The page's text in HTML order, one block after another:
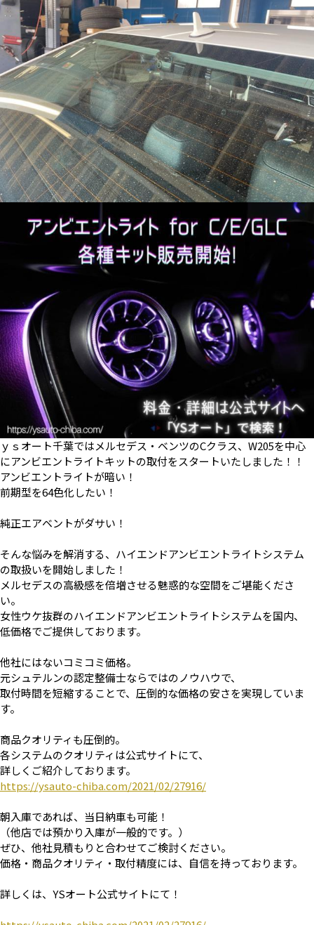
ｙｓオート千葉ではメルセデス・ベンツのCクラス、W205を中心
にアンビエントライトキットの取付をスタートいたしました！！
アンビエントライトが暗い！
前期型を64色化したい！
純正エアベントがダサい！
そんな悩みを解消する、ハイエンドアンビエントライトシステム
の取扱いを開始しました！
メルセデスの高級感を倍増させる魅惑的な空間をご堪能くださ
い。
女性ウケ抜群のハイエンドアンビエントライトシステムを国内、
低価格でご提供しております。
他社にはないコミコミ価格。
元シュテルンの認定整備士ならではのノウハウで、
取付時間を短縮することで、圧倒的な価格の安さを実現していま
す。
商品クオリティも圧倒的。
各システムのクオリティは公式サイトにて、
詳しくご紹介しております。
https://ysauto-chiba.com/2021/02/27916/
朝入庫であれば、当日納車も可能！
（他店では預かり入庫が一般的です。）
ぜひ、他社見積もりと合わせてご検討ください。
価格・商品クオリティ・取付精度には、自信を持っております。
詳しくは、YSオート公式サイトにて！